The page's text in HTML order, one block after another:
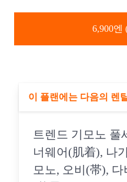
6,900엔
이 플랜에는 다음의 렌
트렌드 기모노 풀
너웨어(肌着), 나
모노, 오비(帯),